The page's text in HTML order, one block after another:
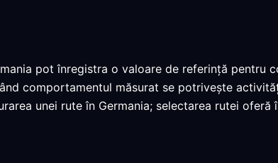
pot înregistra o valoare de referință pentru
comportamentul măsurat se potrivește
unei rute în Germania; selectarea rutei